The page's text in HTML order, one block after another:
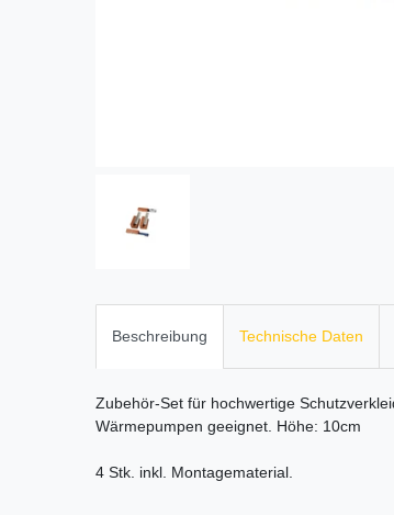
Beschreibung Technische Daten
Zubehör-Set für hochwertige
Wärmepumpen geeignet. Höhe: 10cm
4 Stk. inkl. Montagematerial.